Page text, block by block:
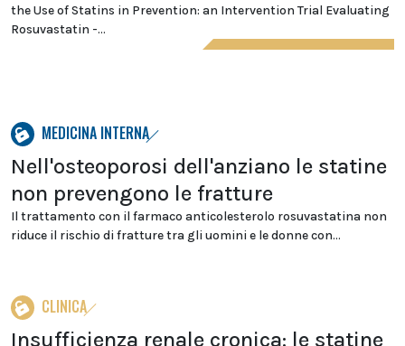
the Use of Statins in Prevention: an Intervention Trial Evaluating
Rosuvastatin -...
MEDICINA INTERNA
Nell'osteoporosi dell'anziano le statine
non prevengono le fratture
Il trattamento con il farmaco anticolesterolo rosuvastatina non
riduce il rischio di fratture tra gli uomini e le donne con...
CLINICA
Insufficienza renale cronica: le statine